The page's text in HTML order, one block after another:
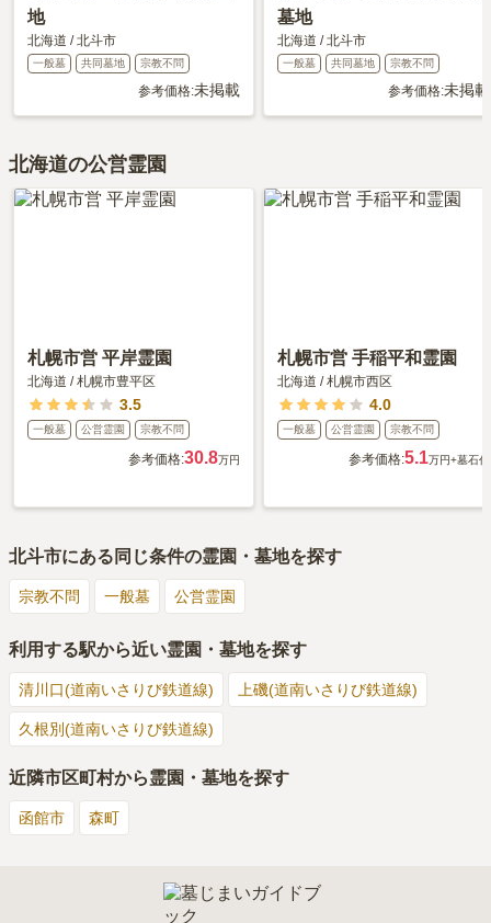
地
北海道 /北斗市
一般墓 共同墓地 宗教不問
参考価格:未掲載
墓地
北海道 /北斗市
一般墓 共同墓地 宗教不問
参考価格:未掲載
北海道の公営霊園
札幌市営 平岸霊園
北海道 /札幌市豊平区
3.5
一般墓 公営霊園 宗教不問
参考価格:30.8万円
札幌市営 手稲平和霊園
北海道 /札幌市西区
4.0
一般墓 公営霊園 宗教不問
参考価格:5.1万円+墓石代
北斗市にある同じ条件の霊園・墓地を探す
宗教不問 一般墓 公営霊園
利用する駅から近い霊園・墓地を探す
清川口(道南いさりび鉄道線) 上磯(道南いさりび鉄道線)
久根別(道南いさりび鉄道線)
近隣市区町村から霊園・墓地を探す
函館市 森町